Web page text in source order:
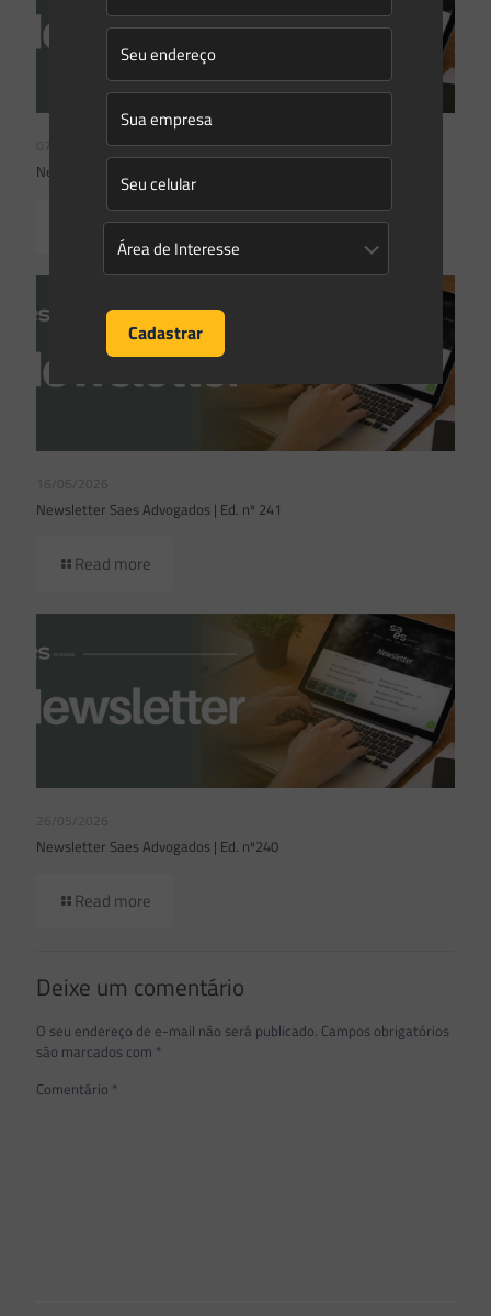
07/07/2026
Newsletter Saes Advogados | Ed. nº 242
Read more
16/06/2026
Newsletter Saes Advogados | Ed. nº 241
Read more
26/05/2026
Newsletter Saes Advogados | Ed. nº240
Read more
Deixe um comentário
O seu endereço de e-mail não será publicado. Campos obrigatórios
são marcados com *
Comentário *